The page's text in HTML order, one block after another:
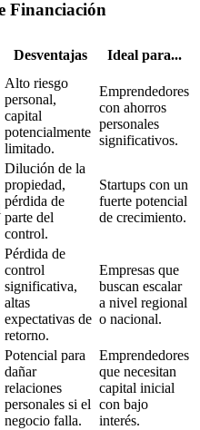
Financiación
Desventajas Ideal para...
Alto riesgo
personal,
capital
potencialmente
limitado.
Emprendedores
con ahorros
personales
significativos.
Dilución de la
propiedad,
pérdida de
parte del
control.
Startups con un
fuerte potencial
de crecimiento.
Pérdida de
control
significativa,
altas
expectativas de
retorno.
Empresas que
buscan escalar
a nivel regional
o nacional.
Potencial para
dañar
relaciones
personales si el
negocio falla.
Emprendedores
que necesitan
capital inicial
con bajo
interés.